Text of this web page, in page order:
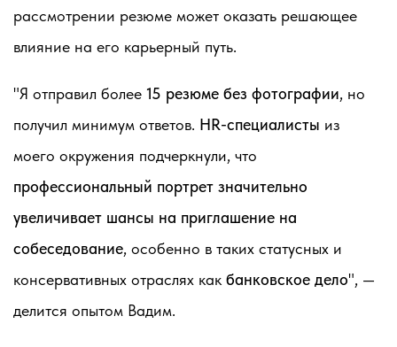
рассмотрении резюме может оказать решающее
влияние на его карьерный путь.
"Я отправил более 15 резюме без фотографии, но
получил минимум ответов. HR-специалисты из
моего окружения подчеркнули, что
профессиональный портрет значительно
увеличивает шансы на приглашение на
собеседование, особенно в таких статусных и
консервативных отраслях как банковское дело", —
делится опытом Вадим.